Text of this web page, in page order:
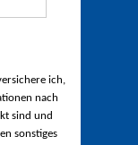
ich,
nach
sind und
sonstiges